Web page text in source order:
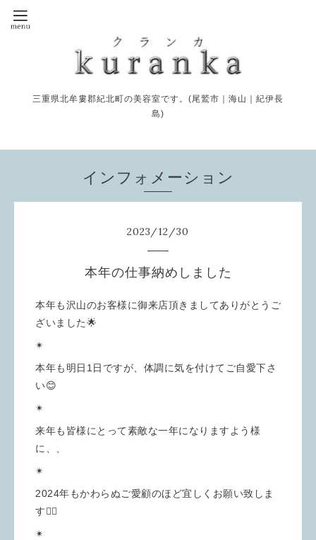
三重県北牟婁郡紀北町の美容室です。(尾鷲市｜海山｜紀伊長
島)
インフォメーション
2023/12/30
本年の仕事納めしました
本年も沢山のお客様に御来店頂きましてありがとうご
ざいました🌟
✴︎
本年も明日1日ですが、体調に気を付けてご自愛下さ
い😊
✴︎
来年も皆様にとって素敵な一年になりますよう様
に、、
✴︎
2024年もかわらぬご愛顧のほど宜しくお願い致しま
す🙇‍♂️
✴︎